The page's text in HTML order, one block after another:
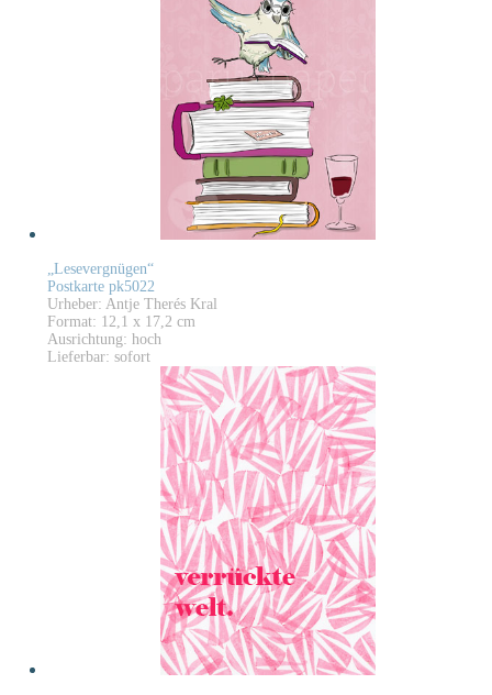
„Lesevergnügen“
Postkarte pk5022
Urheber: Antje Therés Kral
Format: 12,1 x 17,2 cm
Ausrichtung: hoch
Lieferbar: sofort